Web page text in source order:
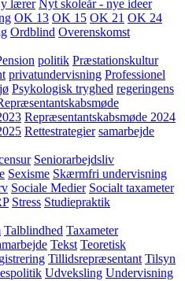
lærer Nyt skoleår - nye ideer
OK 13 OK 15 OK 21 OK 24
Ordblind Overenskomst
politik Præstationskultur
privatundervisning Professionel
Psykologisk tryghed regeringens
Repræsentantskabsmøde 2024
Rettestrategier samarbejde
Seniorarbejdsliv
Sexisme Skærmfri undervisning
Sociale Medier Socialt taxameter
Stress Studiepraktik
Talblindhed Taxameter
Tekst Teoretisk
Tillidsrepræsentant Tilsyn
Udveksling Undervisning